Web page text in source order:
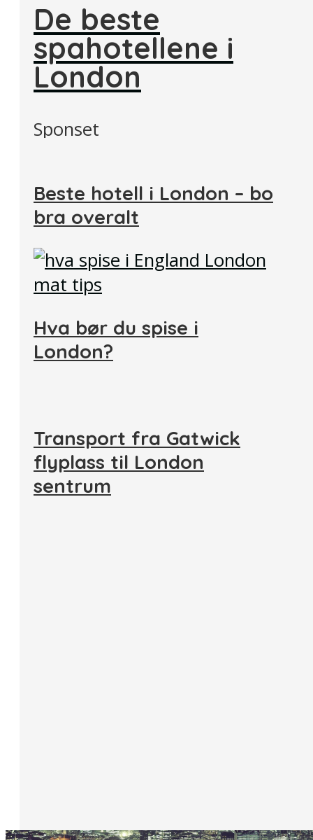
De beste
spahotellene i
London
Sponset
Beste hotell i London – bo
bra overalt
Hva bør du spise i
London?
Transport fra Gatwick
flyplass til London
sentrum